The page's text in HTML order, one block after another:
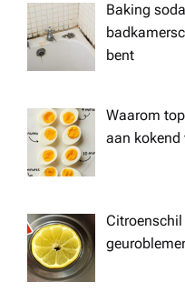
Baking
bent
Waarom
aan kokend